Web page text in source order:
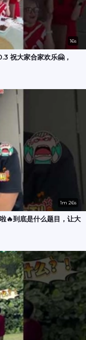
16s
祝大家合家欢乐🤗，
1m 26s
🔥到底是什么题目，让大